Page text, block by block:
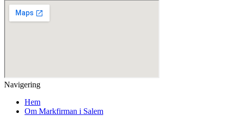
Navigering
Hem
Om Markfirman i Salem